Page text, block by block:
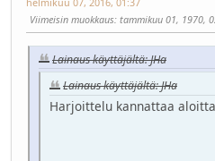
Viimeisin muokkaus: tammikuu 01, 1970,
Lainaus käyttäjältä: JHa
Lainaus käyttäjältä: JHa
Harjoittelu kannattaa